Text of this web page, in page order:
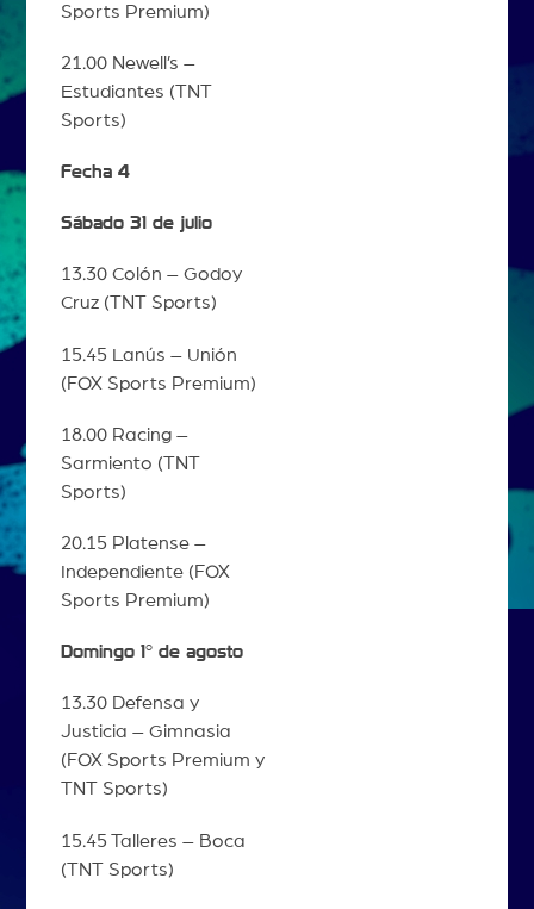
Sports Premium)
21.00 Newell’s –
Estudiantes (TNT
Sports)
Fecha 4
Sábado 31 de julio
13.30 Colón – Godoy
Cruz (TNT Sports)
15.45 Lanús – Unión
(FOX Sports Premium)
18.00 Racing –
Sarmiento (TNT
Sports)
20.15 Platense –
Independiente (FOX
Sports Premium)
Domingo 1° de agosto
13.30 Defensa y
Justicia – Gimnasia
(FOX Sports Premium y
TNT Sports)
15.45 Talleres – Boca
(TNT Sports)